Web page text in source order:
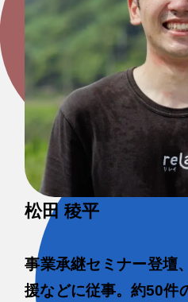
松田 稜平
事業承継セミナー登壇
援などに従事。約50件